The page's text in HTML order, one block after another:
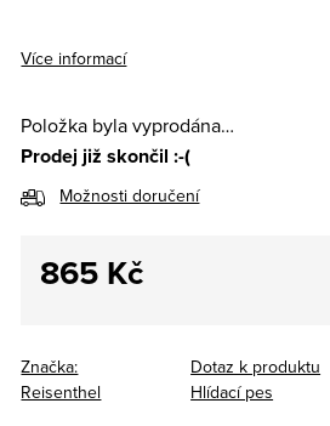
Více informací
Položka byla vyprodána…
Prodej již skončil :-(
Možnosti doručení
865 Kč
Značka:
Reisenthel
Dotaz k produktu
Hlídací pes